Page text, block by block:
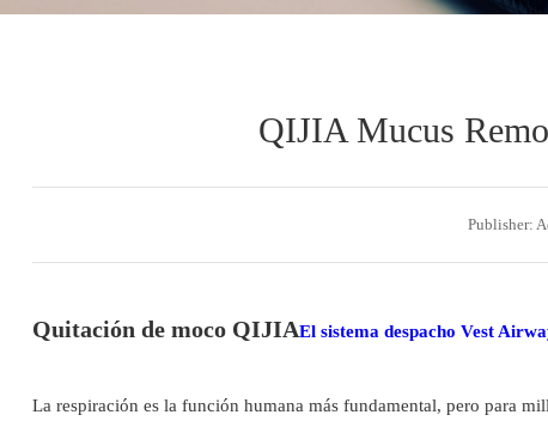
QIJIA Mucus
Publisher:
Quitación de moco QIJIAEl sistema despacho Vest
La respiración es la función humana más fundamental, pero para